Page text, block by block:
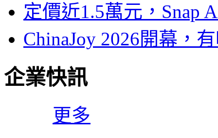
定價近1.5萬元，Snap
ChinaJoy 2026開幕，
企業快訊
更多